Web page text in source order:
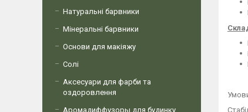
Натуральні барвники
Мінеральні барвники
Основи для макіяжу
Солі
Аксесуари для фарби та
оздоровлення
Аромадиффузоры для будинку